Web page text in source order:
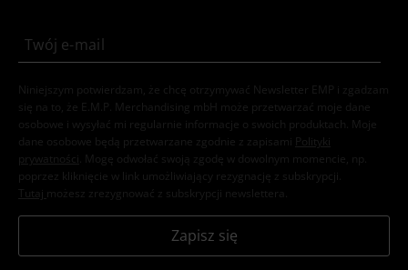
Niniejszym potwierdzam, że chcę otrzymywać Newsletter EMP i zgadzam
się na to, że E.M.P. Merchandising mbH może przetwarzać moje dane
osobowe i wysyłać mi regularnie informacje o swoich produktach. Moje
dane osobowe będą przetwarzane zgodnie z zapisami
Polityki
prywatności . Mogę odwołać swoją zgodę w dowolnym momencie, np.
poprzez kliknięcie w link umożliwiający rezygnację z subskrypcji.
Tutaj możesz zrezygnować z subskrypcji newslettera.
Zapisz się